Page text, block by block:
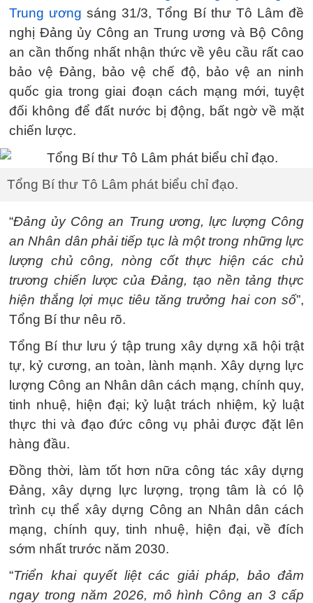
Trung ương sáng 31/3, Tổng Bí thư Tô Lâm đề
nghị Đảng ủy Công an Trung ương và Bộ Công
an cần thống nhất nhận thức về yêu cầu rất cao
bảo vệ Đảng, bảo vệ chế độ, bảo vệ an ninh
quốc gia trong giai đoạn cách mạng mới, tuyệt
đối không để đất nước bị động, bất ngờ về mặt
chiến lược.
Tổng Bí thư Tô Lâm phát biểu chỉ đạo.
“Đảng ủy Công an Trung ương, lực lượng Công
an Nhân dân phải tiếp tục là một trong những lực
lượng chủ công, nòng cốt thực hiện các chủ
trương chiến lược của Đảng, tạo nền tảng thực
hiện thắng lợi mục tiêu tăng trưởng hai con số”,
Tổng Bí thư nêu rõ.
Tổng Bí thư lưu ý tập trung xây dựng xã hội trật
tự, kỷ cương, an toàn, lành mạnh. Xây dựng lực
lượng Công an Nhân dân cách mạng, chính quy,
tinh nhuệ, hiện đại; kỷ luật trách nhiệm, kỷ luật
thực thi và đạo đức công vụ phải được đặt lên
hàng đầu.
Đồng thời, làm tốt hơn nữa công tác xây dựng
Đảng, xây dựng lực lượng, trọng tâm là có lộ
trình cụ thể xây dựng Công an Nhân dân cách
mạng, chính quy, tinh nhuệ, hiện đại, về đích
sớm nhất trước năm 2030.
“Triển khai quyết liệt các giải pháp, bảo đảm
ngay trong năm 2026, mô hình Công an 3 cấp